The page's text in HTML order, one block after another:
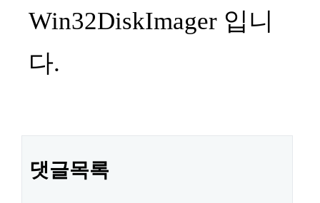
본문
Win32DiskImager 입니
다.
댓글목록